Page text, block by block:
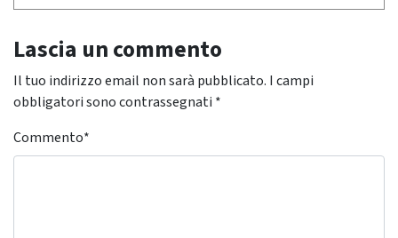
Lascia un commento
Il tuo indirizzo email non sarà pubblicato. I campi
obbligatori sono contrassegnati *
Commento*